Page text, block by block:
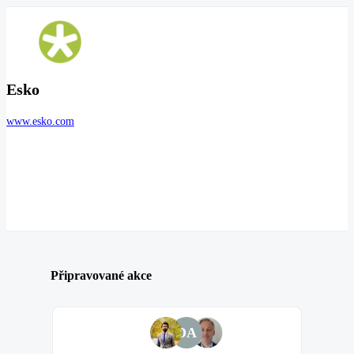
Esko
www.esko.com
Připravované akce
DA